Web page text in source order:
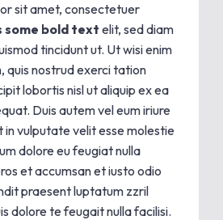
sit amet, consectetuer
some bold text elit, sed diam
tincidunt ut. Ut wisi enim
quis nostrud exerci tation
lobortis nisl ut aliquip ex ea
Duis autem vel eum iriure
in vulputate velit esse molestie
dolore eu feugiat nulla
et accumsan et iusto odio
praesent luptatum zzril
dolore te feugait nulla facilisi.